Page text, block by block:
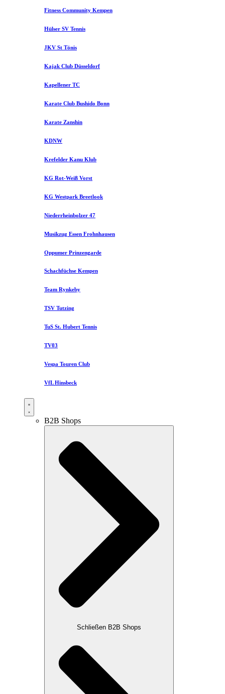
Fitness Community Kempen
Hülser SV Tennis
JKV St Tönis
Kajak Club Düsseldorf
Kapellener TC
Karate Club Bushido Bonn
Karate Zanshin
KDNW
Krefelder Kanu Klub
KG Rot-Weiß Vorst
KG Westpark Breetlook
Niederrheinbolzer 47
Musikzug Essen Frohnhausen
Oppumer Prinzengarde
Schachfüchse Kempen
Team Rynkeby
TSV Tutzing
TuS St. Hubert Tennis
TV03
Vespa Touren Club
VfL Hinsbeck
B2B Shops
Schließen B2B Shops